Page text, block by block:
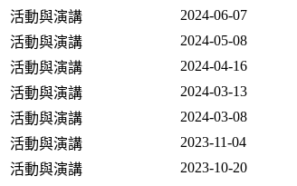
活動與演講
2024-06-07
活動與演講
2024-05-08
活動與演講
2024-04-16
活動與演講
2024-03-13
活動與演講
2024-03-08
活動與演講
2023-11-04
活動與演講
2023-10-20